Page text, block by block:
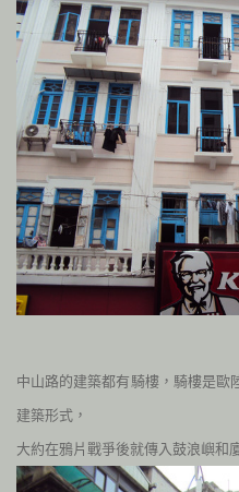
中山路的建築都有騎樓，騎樓是歐
建築形式，
大約在鴉片戰爭後就傳入鼓浪嶼和